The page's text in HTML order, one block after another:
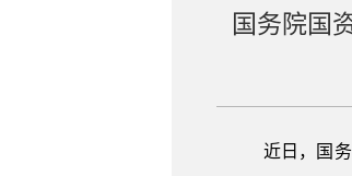
国务院国
近日，国